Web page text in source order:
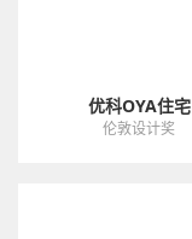
优科OYA住宅
伦敦设计奖